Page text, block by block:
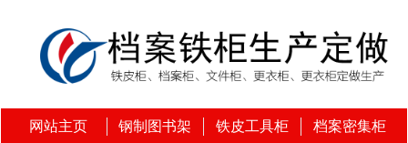
网站主页 钢制图书架 铁皮工具柜
档案密集柜